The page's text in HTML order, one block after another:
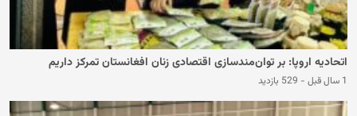
اتحادیه‌ اروپا: بر توان‌مندسازی اقتصادی زنان افغانستان تمرکز داریم
1 سال قبل - 529 بازدید